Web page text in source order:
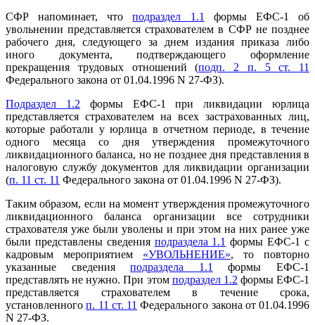
СФР напоминает, чтоподраздел 1.1
формы ЕФС-1 об
увольнении представляется страхователем в СФР не позднее
рабочего дня, следующего за днем издания приказа либо
иного документа, подтверждающего оформление
прекращения трудовых отношений (подп. 2 п. 5 ст. 11
Федерального закона от 01.04.1996 N 27-ФЗ).
Подраздел 1.2 формы ЕФС-1 при ликвидации юрлица
представляется страхователем на всех застрахованных лиц,
которые работали у юрлица в отчетном периоде, в течение
одного месяца со дня утверждения промежуточного
ликвидационного баланса, но не позднее дня представления в
налоговую службу документов для ликвидации организации
(п. 11 ст. 11 Федерального закона от 01.04.1996 N 27-ФЗ).
Таким образом, если на момент утверждения промежуточного
ликвидационного баланса организации все сотрудники
страхователя уже были уволены и при этом на них ранее уже
были представлены сведения подраздела 1.1 формы ЕФС-1 с
кадровым мероприятием «УВОЛЬНЕНИЕ», то повторно
указанные сведенияподраздела 1.1
формы ЕФС-1
представлять не нужно. При этом подраздел 1.2 формы ЕФС-1
представляется страхователем в течение срока,
установленногоп. 11 ст. 11 Федерального закона от 01.04.1996
N 27-ФЗ.